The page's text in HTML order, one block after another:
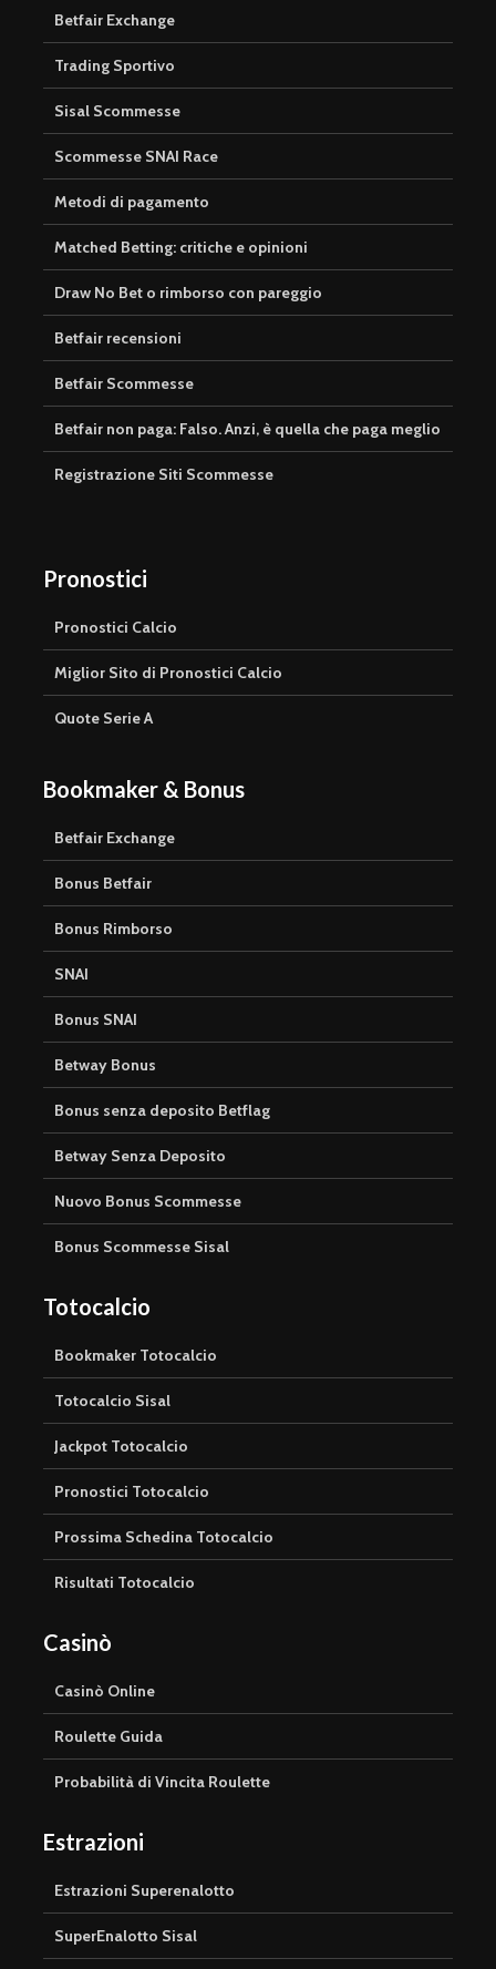
Betfair Exchange
Trading Sportivo
Sisal Scommesse
Scommesse SNAI Race
Metodi di pagamento
Matched Betting: critiche e opinioni
Draw No Bet o rimborso con pareggio
Betfair recensioni
Betfair Scommesse
Betfair non paga: Falso. Anzi, è quella che paga meglio
Registrazione Siti Scommesse
Pronostici
Pronostici Calcio
Miglior Sito di Pronostici Calcio
Quote Serie A
Bookmaker & Bonus
Betfair Exchange
Bonus Betfair
Bonus Rimborso
SNAI
Bonus SNAI
Betway Bonus
Bonus senza deposito Betflag
Betway Senza Deposito
Nuovo Bonus Scommesse
Bonus Scommesse Sisal
Totocalcio
Bookmaker Totocalcio
Totocalcio Sisal
Jackpot Totocalcio
Pronostici Totocalcio
Prossima Schedina Totocalcio
Risultati Totocalcio
Casinò
Casinò Online
Roulette Guida
Probabilità di Vincita Roulette
Estrazioni
Estrazioni Superenalotto
SuperEnalotto Sisal